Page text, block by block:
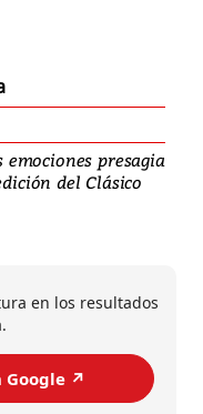
emociones presagia
del Clásico
en los resultados
Google ↗️